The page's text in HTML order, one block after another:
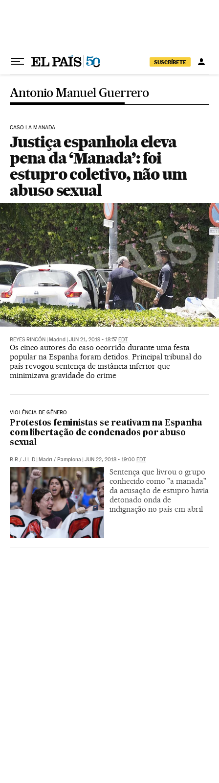
SUSCRÍBETE
Antonio Manuel Guerrero
CASO LA MANADA
Justiça espanhola eleva
pena da ‘Manada’: foi
estupro coletivo, não um
abuso sexual
REYES RINCÓN Madrid JUN 21, 2019 - 18:57 EDT
Os cinco autores do caso ocorrido durante uma festa
popular na Espanha foram detidos. Principal tribunal do
país revogou sentença de instância inferior que
minimizava gravidade do crime
VIOLÊNCIA DE GÊNERO
Protestos feministas se reativam na Espanha
com libertação de condenados por abuso
sexual
R.R / J.L.D Madri / Pamplona JUN 22, 2018 - 19:00 EDT
Sentença que livrou o grupo
conhecido como "a manada"
da acusação de estupro havia
detonado onda de
indignação no país em abril